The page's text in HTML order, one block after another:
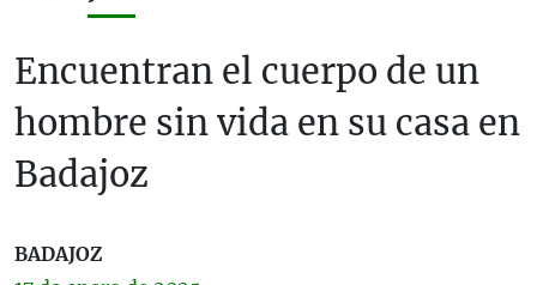
Encuentran el cuerpo de un
hombre sin vida en su casa en
Badajoz
BADAJOZ